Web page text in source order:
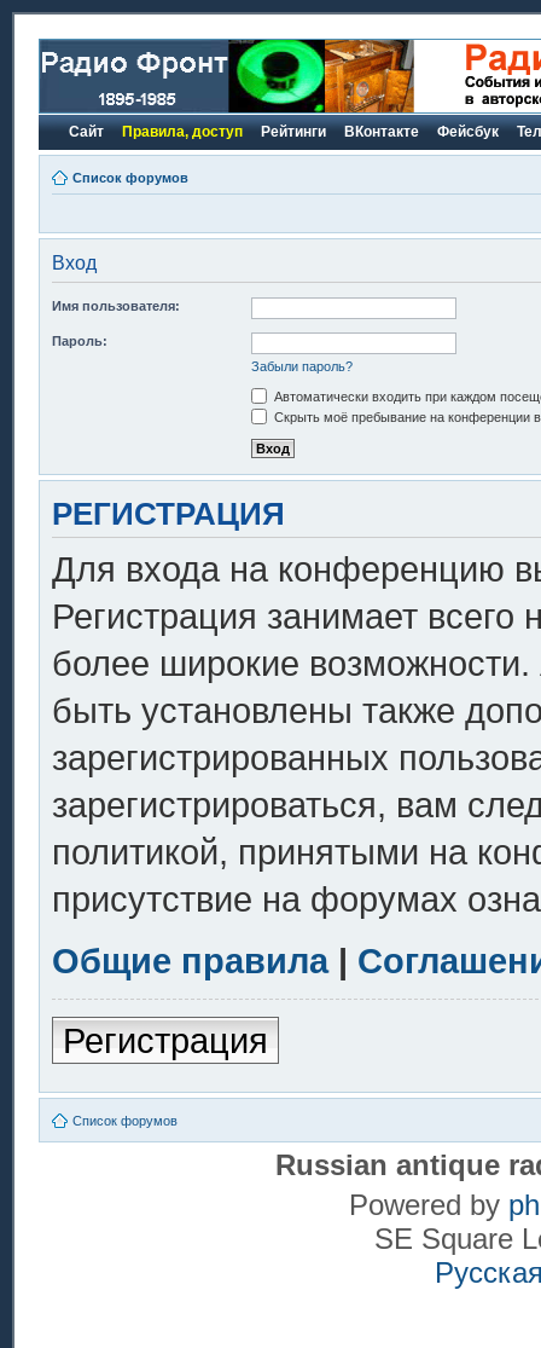
Сайт Правила, доступ Рейтинги ВКонтакте Фейсбук
Список форумов
Вход
Имя пользователя:
Пароль:
Забыли пароль?
Автоматически входить при каждом
Скрыть моё пребывание на конференции в
РЕГИСТРАЦИЯ
Для входа на конференцию
Регистрация занимает всего
более широкие
быть установлены также
зарегистрированных
зарегистрироваться, вам
политикой, принятыми на
присутствие на форумах
Общие правила|
Регистрация
Список форумов
Russian antique
Powered by
SE Square